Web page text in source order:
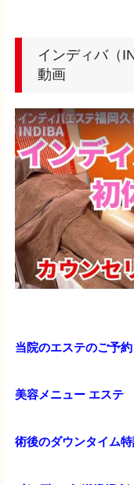
インディバ（
動画
当院のエステのご予
美容メニュー エステ
術後のダウンタイム特